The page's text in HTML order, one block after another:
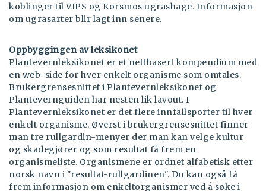
koblinger til VIPS og Korsmos ugrashage. Informasjon
om ugrasarter blir lagt inn senere.
Oppbyggingen av leksikonet
Plantevernleksikonet er et nettbasert kompendium med
en web-side for hver enkelt organisme som omtales.
Brukergrensesnittet i Plantevernleksikonet og
Plantevernguiden har nesten lik layout. I
Plantevernleksikonet er det flere innfallsporter til hver
enkelt organisme. Øverst i brukergrensesnittet finner
man tre rullgardin-menyer der man kan velge kultur
og skadegjører og som resultat få frem en
organismeliste. Organismene er ordnet alfabetisk etter
norsk navn i "resultat-rullgardinen". Du kan også få
frem informasjon om enkeltorganismer ved å søke i